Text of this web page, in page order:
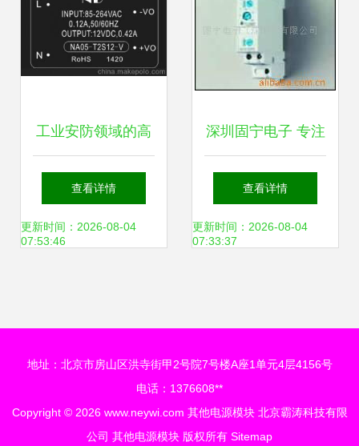
工业安防领域的高
效核心 NA05-
T2S12-V开关电源
查看详情
更新时间：2026-08-04
07:53:46
深圳固宁电子 专注
其他电源模块的专
业力量
查看详情
更新时间：2026-08-04
07:33:37
地址：北京市房山区洪寺街甲2号院7号楼A座1单元4层4156号
电话：1376608**
Copyright © 2026 www.neywi.com 其他电源模块 北京霸涛科技有限
公司 其他电源模块 版权所有 Sitemap